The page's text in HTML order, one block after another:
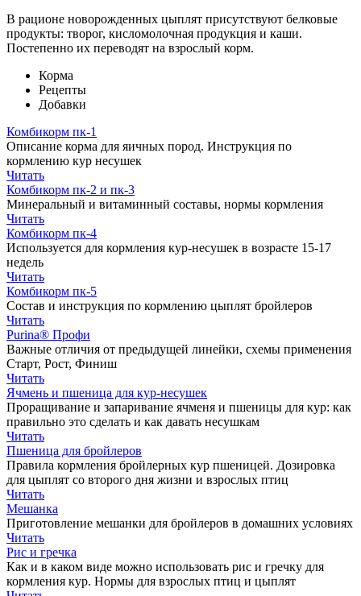
В рационе новорожденных цыплят присутствуют белковые
продукты: творог, кисломолочная продукция и каши.
Постепенно их переводят на взрослый корм.
Корма
Рецепты
Добавки
Комбикорм пк-1
Описание корма для яичных пород. Инструкция по
кормлению кур несушек
Читать
Комбикорм пк-2 и пк-3
Минеральный и витаминный составы, нормы кормления
Читать
Комбикорм пк-4
Используется для кормления кур-несушек в возрасте 15-17
недель
Читать
Комбикорм пк-5
Состав и инструкция по кормлению цыплят бройлеров
Читать
Purina® Профи
Важные отличия от предыдущей линейки, схемы применения
Старт, Рост, Финиш
Читать
Ячмень и пшеница для кур-несушек
Проращивание и запаривание ячменя и пшеницы для кур: как
правильно это сделать и как давать несушкам
Читать
Пшеница для бройлеров
Правила кормления бройлерных кур пшеницей. Дозировка
для цыплят со второго дня жизни и взрослых птиц
Читать
Мешанка
Приготовление мешанки для бройлеров в домашних условиях
Читать
Рис и гречка
Как и в каком виде можно использовать рис и гречку для
кормления кур. Нормы для взрослых птиц и цыплят